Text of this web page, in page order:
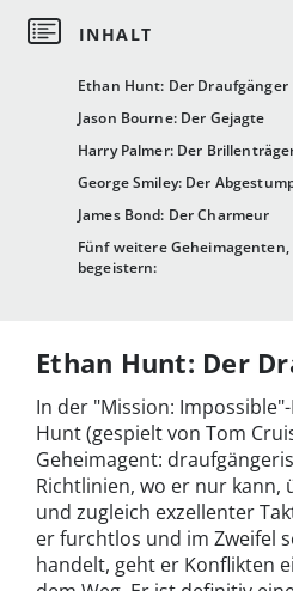
Ethan Hunt: Der Draufgänger
Jason Bourne: Der Gejagte
Harry Palmer: Der
George Smiley: Der
James Bond: Der Charmeur
Fünf weitere Geheimagenten,
begeistern:
Ethan Hunt: Der
In der "Mission:
Hunt (gespielt von Tom
Geheimagent:
Richtlinien, wo er nur
und zugleich exzellenter
er furchtlos und im Zweifel
handelt, geht er Konflikten